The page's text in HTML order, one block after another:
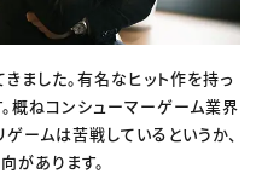
ました。有名なヒット作を持っ
概ねコンシューマーゲーム業界
ームは苦戦しているというか、
があります。